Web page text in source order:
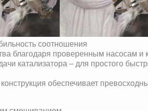
соотношения
благодаря проверенным насосам и
катализатора – для простого
обеспечивает